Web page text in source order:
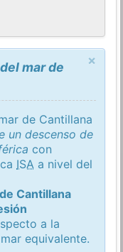
×
mar de
de Cantillana
un descenso de
con
ISA a nivel del
Cantillana
a la
equivalente.